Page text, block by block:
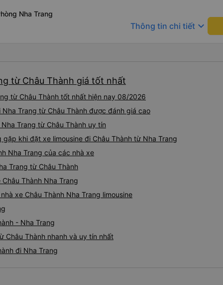
Nha Trang
và thậm chí còn đón tôi tại
buổi sáng. ngu ngốc đến
buýt 79-05527 rất nhiều tài
khách sạn của chúng tôi
2h30 sáng nhưng lúc đó
vì tôi trông ngu ngốc quá..
bằng xe bu lông Limousine.
Thông tin chi tiết keyboard_arrow_down
từ Châu Thành giá tốt nhất
từ Châu Thành tốt nhất hiện nay 08/2026
Nha Trang từ Châu Thành được đánh giá cao
Trang từ Châu Thành uy tín
khi đặt xe limousine đi Châu Thành từ Nha Trang
Nha Trang của các nhà xe
Trang từ Châu Thành
Thành Nha Trang
xe Châu Thành Nha Trang limousine
- Nha Trang
Châu Thành nhanh và uy tín nhất
đi Nha Trang